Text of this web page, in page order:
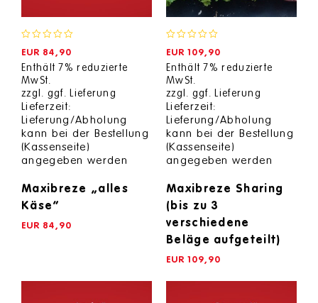
of
5
EUR 84,90
Enthält 7% reduzierte
MwSt.
zzgl. ggf. Lieferung
Lieferzeit:
Lieferung/Abholung
kann bei der Bestellung
(Kassenseite)
angegeben werden
Maxibreze „alles
Käse“
EUR 84,90
of
5
EUR 109,90
Enthält 7% reduzierte
MwSt.
zzgl. ggf. Lieferung
Lieferzeit:
Lieferung/Abholung
kann bei der Bestellung
(Kassenseite)
angegeben werden
Maxibreze Sharing
(bis zu 3
verschiedene
Beläge aufgeteilt)
EUR 109,90